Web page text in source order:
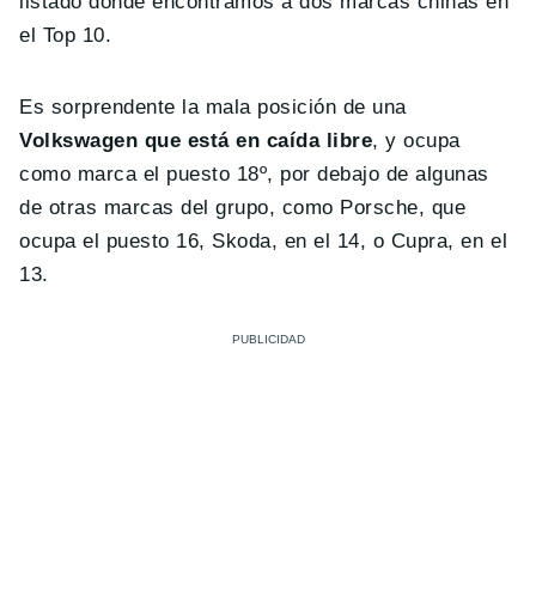
el Top 10.
Es sorprendente la mala posición de una
Volkswagen que está en caída libre, y ocupa
como marca el puesto 18º, por debajo de algunas
de otras marcas del grupo, como Porsche, que
ocupa el puesto 16, Skoda, en el 14, o Cupra, en el
13.